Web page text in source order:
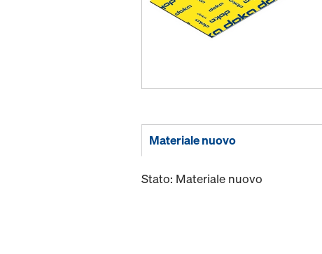
Materiale nuovo
Stato: Materiale nuovo